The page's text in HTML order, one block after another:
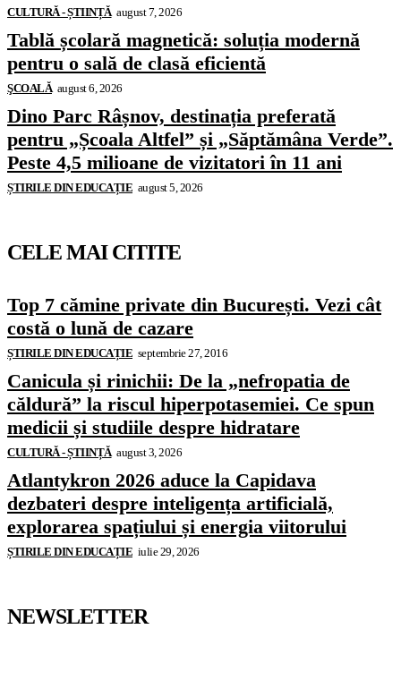
CULTURĂ - ȘTIINȚĂ august 7, 2026
Tablă școlară magnetică: soluția modernă
pentru o sală de clasă eficientă
ŞCOALĂ august 6, 2026
Dino Parc Râșnov, destinația preferată
pentru „Școala Altfel” și „Săptămâna Verde”.
Peste 4,5 milioane de vizitatori în 11 ani
ȘTIRILE DIN EDUCAȚIE august 5, 2026
CELE MAI CITITE
Top 7 cămine private din București. Vezi cât
costă o lună de cazare
ȘTIRILE DIN EDUCAȚIE septembrie 27, 2016
Canicula și rinichii: De la „nefropatia de
căldură” la riscul hiperpotasemiei. Ce spun
medicii și studiile despre hidratare
CULTURĂ - ȘTIINȚĂ august 3, 2026
Atlantykron 2026 aduce la Capidava
dezbateri despre inteligența artificială,
explorarea spațiului și energia viitorului
ȘTIRILE DIN EDUCAȚIE iulie 29, 2026
NEWSLETTER